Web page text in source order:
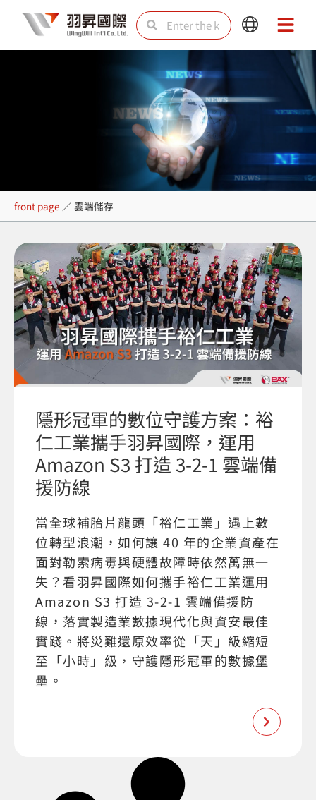
content
SearchSearch
Main
Menu
Main
Menu
雲端儲存
front page ／ 雲端儲存
隱形冠軍的數位守護方案：裕
仁工業攜手羽昇國際，運用
Amazon S3 打造 3-2-1 雲端備
援防線
當全球補胎片龍頭「裕仁工業」遇上數
位轉型浪潮，如何讓 40 年的企業資產在
面對勒索病毒與硬體故障時依然萬無一
失？看羽昇國際如何攜手裕仁工業運用
Amazon S3 打造 3-2-1 雲端備援防
線，落實製造業數據現代化與資安最佳
實踐。將災難還原效率從「天」級縮短
至「小時」級，守護隱形冠軍的數據堡
壘。